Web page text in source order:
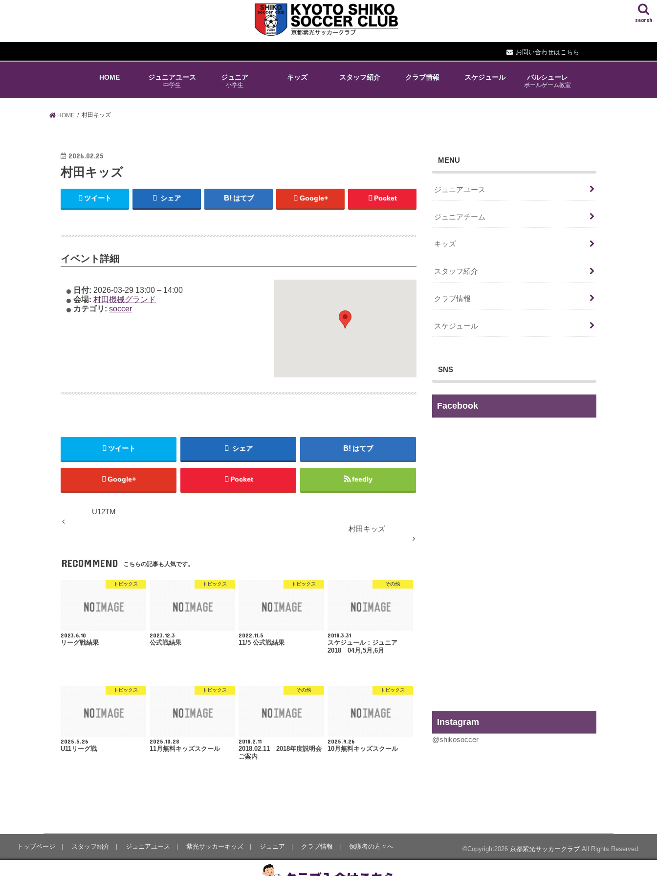
お問い合わせはこちら
search
HOME ジュニアユース
中学生
ジュニア
小学生
キッズ スタッフ紹介 クラブ情報 スケジュール バルシューレ
ボールゲーム教室
HOME 村田キッズ
2026.02.25
村田キッズ
ツイート シェア はてブ Google+ Pocket
イベント詳細
日付: 2026-03-29 13:00 – 14:00
会場: 村田機械グランド
カテゴリ: soccer
ツイート シェア はてブ
Google+ Pocket feedly
U12TM
村田キッズ
RECOMMEND こちらの記事も人気です。
トピックス
2023.6.10
リーグ戦結果
トピックス
2023.12.3
公式戦結果
トピックス
2022.11.5
11/5 公式戦結果
その他
2018.3.31
スケジュール：ジュニア
2018 04月,5月,6月
トピックス
2025.5.26
U11リーグ戦
トピックス
2025.10.28
11月無料キッズスクール
その他
2018.2.11
2018.02.11 2018年度説明会
ご案内
トピックス
2025.9.26
10月無料キッズスクール
MENU
ジュニアユース
ジュニアチーム
キッズ
スタッフ紹介
クラブ情報
スケジュール
SNS
Facebook
Instagram
@shikosoccer
トップページ スタッフ紹介 ジュニアユース 紫光サッカーキッズ ジュニア クラブ情報 保護者の方々へ ©Copyright2026 京都紫光サッカークラブ .All Rights Reserved.